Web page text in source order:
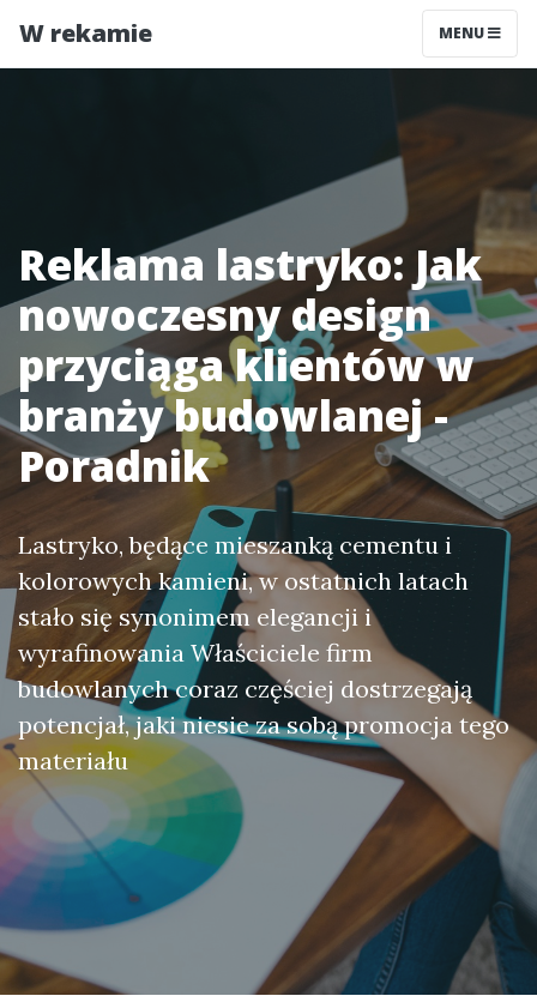
W rekamie MENU
Reklama lastryko: Jak
nowoczesny design
przyciąga klientów w
branży budowlanej -
Poradnik
Lastryko, będące mieszanką cementu i
kolorowych kamieni, w ostatnich latach
stało się synonimem elegancji i
wyrafinowania Właściciele firm
budowlanych coraz częściej dostrzegają
potencjał, jaki niesie za sobą promocja tego
materiału